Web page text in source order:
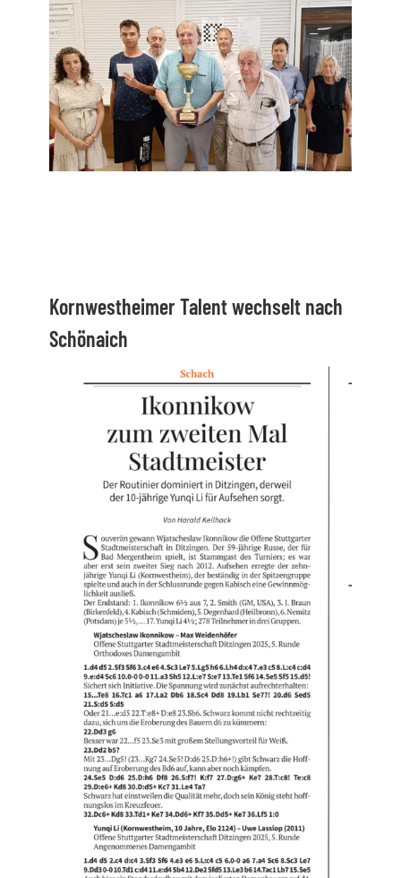
Kornwestheimer Talent wechselt nach
Schönaich